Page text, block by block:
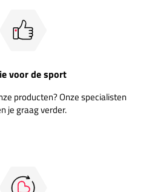
voor de sport
producten? Onze specialisten
je graag verder.